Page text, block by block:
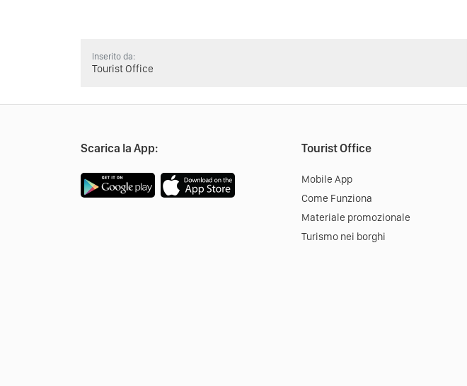
Inserito da:
Tourist Office
Scarica la App: Tourist Office
Mobile App
Come Funziona
Materiale promozionale
Turismo nei borghi